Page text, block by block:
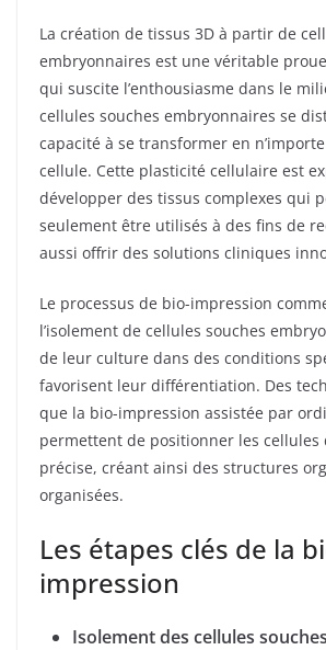
La création de tissus 3D à partir de
embryonnaires est une véritable
qui suscite l’enthousiasme dans le
cellules souches embryonnaires se
capacité à se transformer en
cellule. Cette plasticité cellulaire est
développer des tissus complexes qui
seulement être utilisés à des fins de
aussi offrir des solutions cliniques
Le processus de bio-impression
l’isolement de cellules souches
de leur culture dans des conditions
favorisent leur différentiation. Des
que la bio-impression assistée par
permettent de positionner les cellules
précise, créant ainsi des structures
organisées.
Les étapes clés de la
impression
Isolement des cellules